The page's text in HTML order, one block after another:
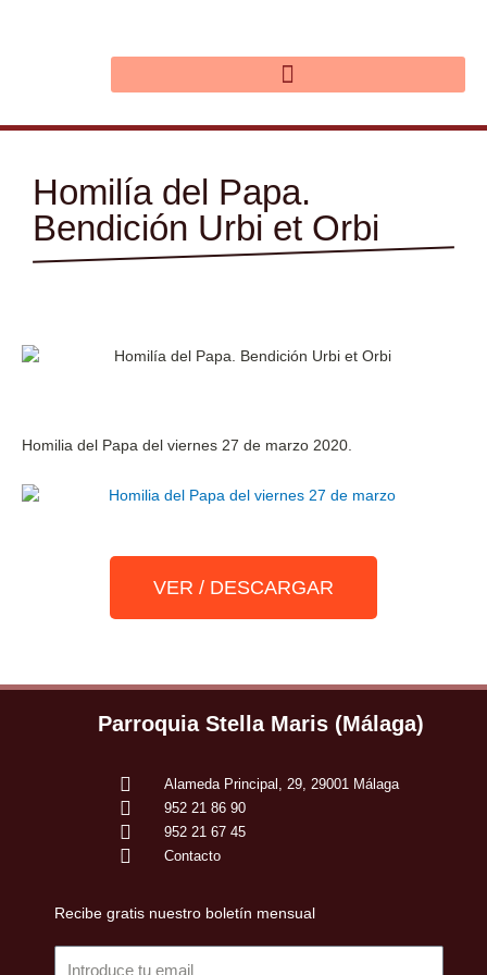
Homilía del Papa.
Bendición Urbi et Orbi
Homilia del Papa del viernes 27 de marzo 2020.
VER / DESCARGAR
Parroquia Stella Maris (Málaga)
Alameda Principal, 29, 29001 Málaga
952 21 86 90
952 21 67 45
Contacto
Recibe gratis nuestro boletín mensual